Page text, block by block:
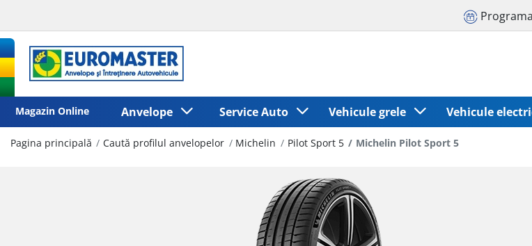
Magazin Online Anvelope Service Auto Vehicule grele Vehicule
Pagina principală Caută profilul anvelopelor Michelin Pilot Sport 5 Michelin Pilot Sport 5